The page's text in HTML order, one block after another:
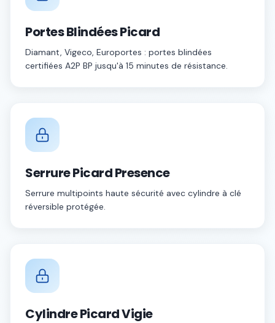
Portes Blindées Picard
Diamant, Vigeco, Europortes : portes blindées
certifiées A2P BP jusqu'à 15 minutes de résistance.
Serrure Picard Presence
Serrure multipoints haute sécurité avec cylindre à clé
réversible protégée.
Cylindre Picard Vigie